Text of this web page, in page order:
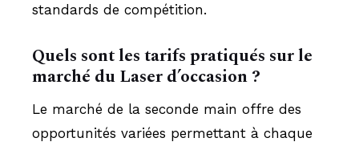
standards de compétition.
Quels sont les tarifs pratiqués sur le
marché du Laser d’occasion ?
Le marché de la seconde main offre des
opportunités variées permettant à chaque